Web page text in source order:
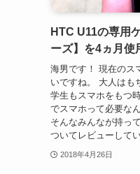
HTC U11の専用
ーズ】を4ヵ月使
海男です！ 現在のス
いですね。 大人はも
学生もスマホをもつ
でスマホって必要な
そんなみんなが持っ
ついてレビューして
2018年4月26日